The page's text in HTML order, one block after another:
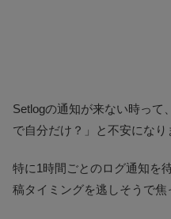
Setlogの通知が来ない時って
で自分だけ？」と不安になり
特に1時間ごとのログ通知を
稿タイミングを逃しそうで焦